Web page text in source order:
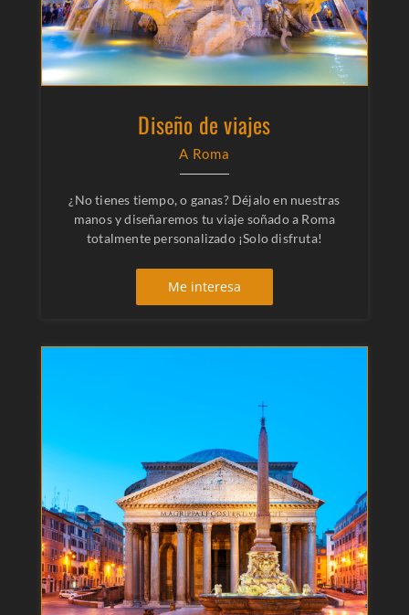
Diseño de viajes
A Roma
¿No tienes tiempo, o ganas? Déjalo en nuestras
manos y diseñaremos tu viaje soñado a Roma
totalmente personalizado ¡Solo disfruta!
Me interesa